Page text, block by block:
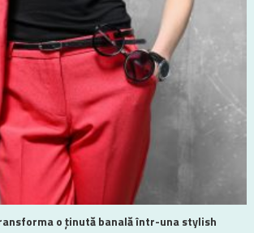
o ținută banală într-una stylish